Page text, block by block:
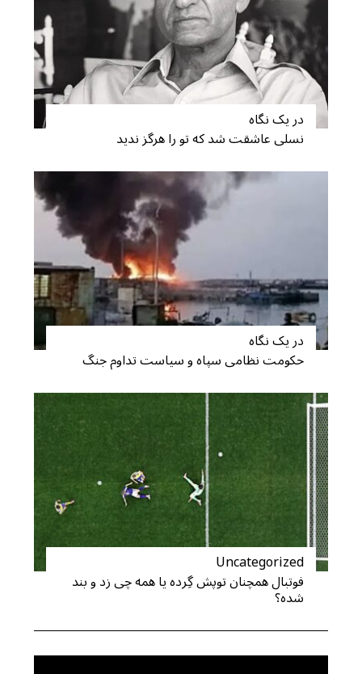
در یک نگاه
نسلی عاشقت شد که تو را هرگز ندید
در یک نگاه
حکومت نظامی سپاه و سیاست تداوم جنگ
Uncategorized
فوتبال همچنان توپش گِرده یا همه چی زد و بند
شده؟
c
h
f
o
r